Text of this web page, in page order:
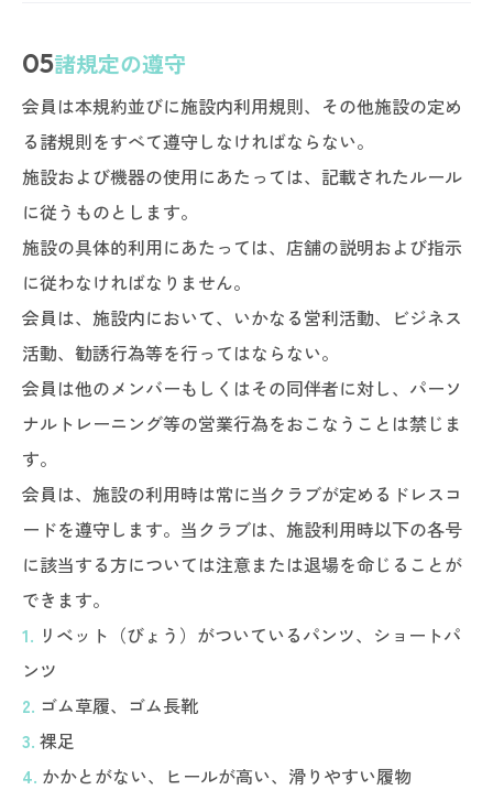
05諸規定の遵守
会員は本規約並びに施設内利用規則、その他施設の定め
る諸規則をすべて遵守しなければならない。
施設および機器の使用にあたっては、記載されたルール
に従うものとします。
施設の具体的利用にあたっては、店舗の説明および指示
に従わなければなりません。
会員は、施設内において、いかなる営利活動、ビジネス
活動、勧誘行為等を行ってはならない。
会員は他のメンバーもしくはその同伴者に対し、パーソ
ナルトレーニング等の営業行為をおこなうことは禁じま
す。
会員は、施設の利用時は常に当クラブが定めるドレスコ
ードを遵守します。当クラブは、施設利用時以下の各号
に該当する方については注意または退場を命じることが
できます。
1. リベット（びょう）がついているパンツ、ショートパ
ンツ
2. ゴム草履、ゴム長靴
3. 裸足
4. かかとがない、ヒールが高い、滑りやすい履物